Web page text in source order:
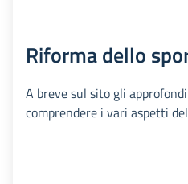
Riforma dello
A breve sul sito gli
comprendere i vari aspetti